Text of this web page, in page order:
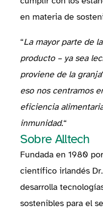
en materia de
“La mayor parte de
producto – ya sea
proviene de la granja
eso nos centramos
eficiencia
inmunidad.“
Sobre Alltech
Fundada en 1980
científico irlandés
desarrolla
sostenibles para el